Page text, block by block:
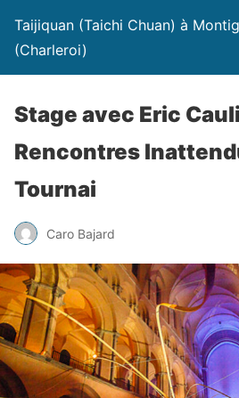
Taijiquan (Taichi Chuan) à
(Charleroi)
Stage avec Eric
Rencontres
Tournai
Caro Bajard